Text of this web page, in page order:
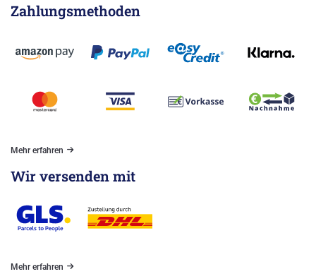
Zahlungsmethoden
Mehr erfahren
Wir versenden mit
Mehr erfahren